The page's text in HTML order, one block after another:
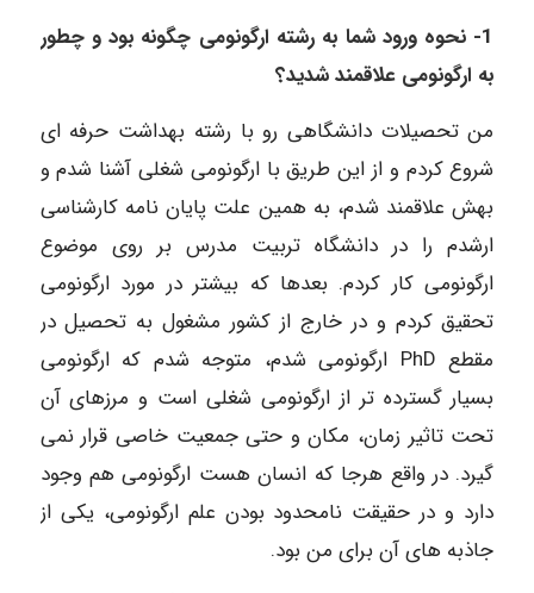
1- نحوه ورود شما به رشته ارگونومی چگونه بود و چطور
به ارگونومی علاقمند شدید؟
من تحصیلات دانشگاهی رو با رشته بهداشت حرفه ای
شروع کردم و از این طریق با ارگونومی شغلی آشنا شدم و
بهش علاقمند شدم، به همین علت پایان نامه کارشناسی
ارشدم را در دانشگاه تربیت مدرس بر روی موضوع
ارگونومی کار کردم. بعدها که بیشتر در مورد ارگونومی
تحقیق کردم و در خارج از کشور مشغول به تحصیل در
مقطع PhD ارگونومی شدم، متوجه شدم که ارگونومی
بسیار گسترده تر از ارگونومی شغلی است و مرزهای آن
تحت تاثیر زمان، مکان و حتی جمعیت خاصی قرار نمی
گیرد. در واقع هرجا که انسان هست ارگونومی هم وجود
دارد و در حقیقت نامحدود بودن علم ارگونومی، یکی از
جاذبه های آن برای من بود.